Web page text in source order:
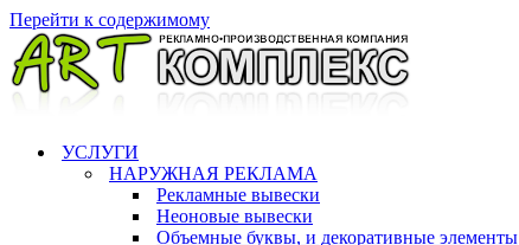
Перейти к содержимому
УСЛУГИ
НАРУЖНАЯ РЕКЛАМА
Рекламные вывески
Неоновые вывески
Объемные буквы, и декоративные элементы